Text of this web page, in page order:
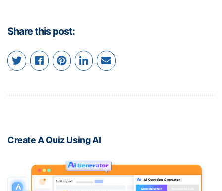
Share this post:
Create A Quiz Using AI